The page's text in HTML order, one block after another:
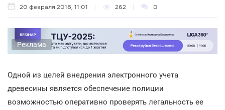
20 февраля 2018, 11:01 262 0
Реклама
Одной из целей внедрения электронного учета
древесины является обеспечение полиции
возможностью оперативно проверять легальность ее